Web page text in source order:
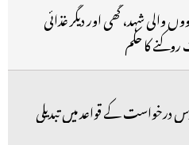
دعووں والی شہد، گھی اور دیگر غذائی
کا حکم
درخواست کے قواعد میں تبدیلی